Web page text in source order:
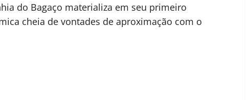
do Bagaço materializa em seu primeiro
cheia de vontades de aproximação com o